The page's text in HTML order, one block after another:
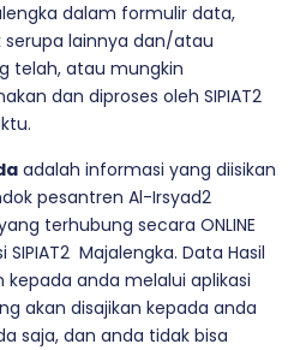
dalam formulir data,
lainnya dan/atau
telah, atau mungkin
dan diproses oleh SIPIAT2
adalah informasi yang diisikan
pesantren Al-Irsyad2
terhubung secara ONLINE
SIPIAT2 Majalengka. Data Hasil
anda melalui aplikasi
akan disajikan kepada anda
saja, dan anda tidak bisa